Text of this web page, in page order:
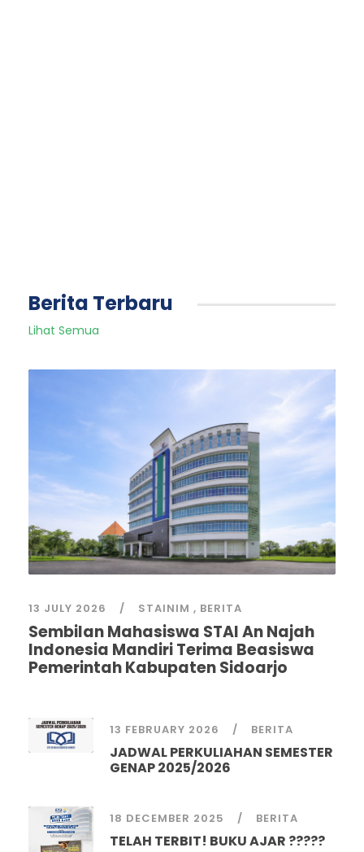
Berita Terbaru
Lihat Semua
13 JULY 2026 STAINIM , BERITA
Sembilan Mahasiswa STAI An Najah
Indonesia Mandiri Terima Beasiswa
Pemerintah Kabupaten Sidoarjo
13 FEBRUARY 2026 BERITA
JADWAL PERKULIAHAN SEMESTER
GENAP 2025/2026
18 DECEMBER 2025 BERITA
TELAH TERBIT! BUKU AJAR ?????